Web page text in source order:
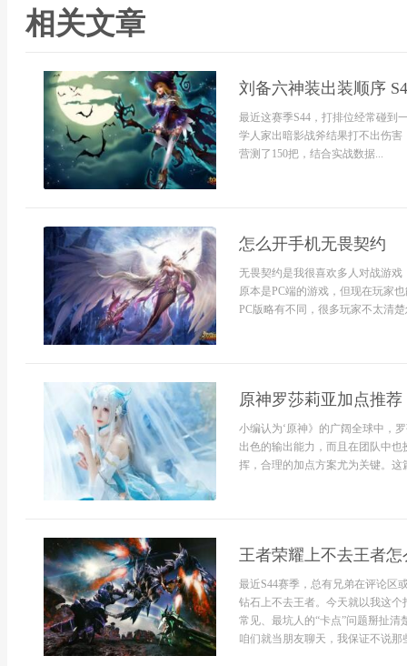
相关文章
刘备六神装出装顺序
最近这赛季S44，打排位经常碰到
学人家出暗影战斧结果打不出伤
营测了150把，结合实战数据...
怎么开手机无畏契约
无畏契约是我很喜欢多人对战游
原本是PC端的游戏，但现在玩家
PC版略有不同，很多玩家不太清
原神罗莎莉亚加点推荐
小编认为‘原神》的广阔全球中，
出色的输出能力，而且在团队中
挥，合理的加点方案尤为关键。这
王者荣耀上不去王者
最近S44赛季，总有兄弟在评论区
钻石上不去王者。今天就以我这
常见、最坑人的“卡点”问题掰扯
咱们就当朋友聊天，我保证不说